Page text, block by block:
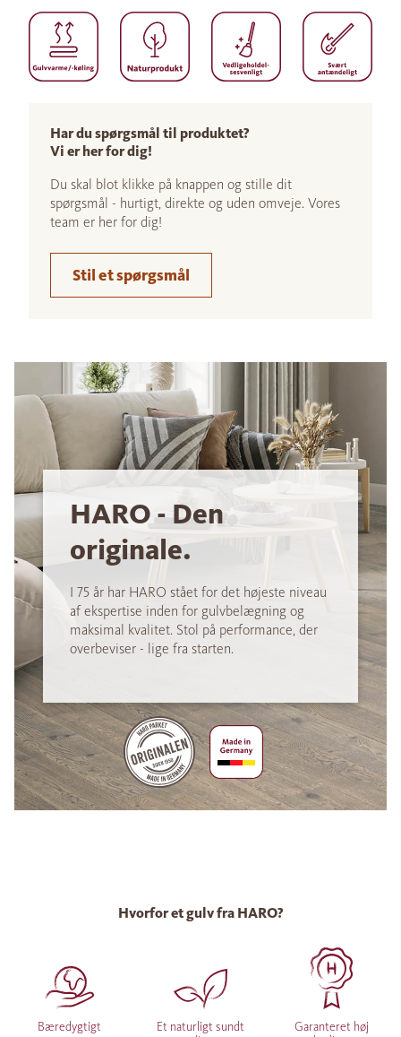
Har du spørgsmål til produktet?
Vi er her for dig!
Du skal blot klikke på knappen og stille dit
spørgsmål - hurtigt, direkte og uden omveje. Vores
team er her for dig!
Stil et spørgsmål
HARO - Den
originale.
I 75 år har HARO stået for det højeste niveau
af ekspertise inden for gulvbelægning og
maksimal kvalitet. Stol på performance, der
overbeviser - lige fra starten.
Hvorfor et gulv fra HARO?
Bæredygtigt
Et naturligt sundt
Garanteret høj